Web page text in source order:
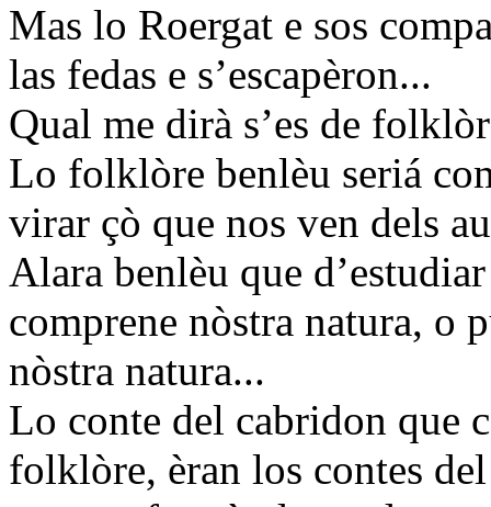
Mas lo Roergat e sos
las fedas e s’escapèron...
Qual me dirà s’es de
Lo folklòre benlèu seriá
virar çò que nos ven dels
Alara benlèu que
comprene nòstra natura, o
nòstra natura...
Lo conte del cabridon que
folklòre, èran los contes